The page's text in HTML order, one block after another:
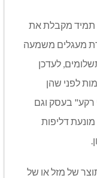
תמיד מקבלת את
מעגלים משמעה
לעדכן
לפני שהן
רקע" בעסק וגם
דליפות
של מזל או של